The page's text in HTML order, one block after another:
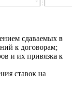
сдаваемых в
к договорам;
и их привязка к
ставок на